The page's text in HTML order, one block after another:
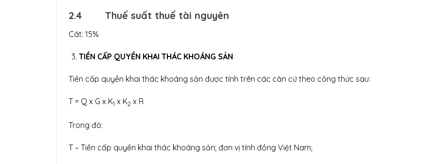
2.4 Thuế suất thuế tài nguyên
Cát: 15%
TIỀN CẤP QUYỀN KHAI THÁC KHOÁNG SẢN
Tiền cấp quyền khai thác khoáng sản được tính trên các căn cứ theo công thức sau:
T = Q x G x K1 x K2 x R
Trong đó:
T – Tiền cấp quyền khai thác khoáng sản; đơn vị tính đồng Việt Nam;